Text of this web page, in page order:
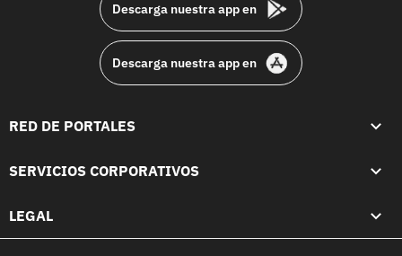
Descarga nuestra app en
Descarga nuestra app en
RED DE PORTALES
SERVICIOS CORPORATIVOS
LEGAL